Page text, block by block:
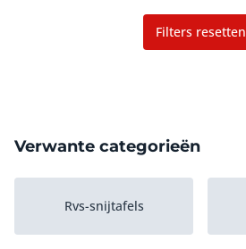
Filters resetten
Verwante categorieën
Rvs-snijtafels